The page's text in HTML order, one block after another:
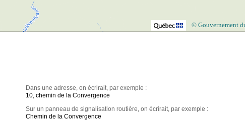
© Gouvernement
Dans une adresse, on écrirait, par exemple :
10, chemin de la Convergence
Sur un panneau de signalisation routière, on écrirait, par exemple :
Chemin de la Convergence